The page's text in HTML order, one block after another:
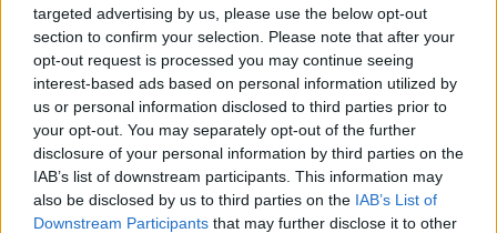
targeted advertising by us, please use the below opt-out
section to confirm your selection. Please note that after your
opt-out request is processed you may continue seeing
interest-based ads based on personal information utilized by
us or personal information disclosed to third parties prior to
your opt-out. You may separately opt-out of the further
disclosure of your personal information by third parties on the
IAB’s list of downstream participants. This information may
also be disclosed by us to third parties on the IAB’s List of
Downstream Participants that may further disclose it to other